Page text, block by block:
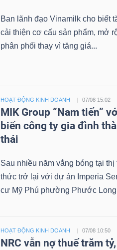
Ban lãnh đạo Vinamilk cho biết
cải thiện cơ cấu sản phẩm, mở
phân phối thay vì tăng giá...
HOẠT ĐỘNG KINH DOANH 07/08 15:02
MIK Group “Nam tiến”
biến công ty gia đình
thái
Sau nhiều năm vắng bóng tại
thức trở lại với dự án Imperia
cư Mỹ Phú phường Phước Long
HOẠT ĐỘNG KINH DOANH 07/08 10:50
NRC vẫn nợ thuế trăm